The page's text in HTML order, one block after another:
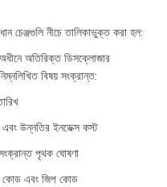
চেঞ্জগুলি নীচে তালিকাভুক্ত করা হল:
অধীনে অতিরিক্ত ডিসক্লোজার
বিষয় সংক্রান্ত:
উন্নতির ইনডেক্স কস্ট
পৃথক ঘোষণা
কোড এবং জিপ কোড